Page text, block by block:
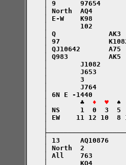
│ 9      97654
│ North  AQ4
│ E-W    K98
│        102
│ Q             AK3
│ 97
│ QJ10642       A75
│ Q983          AK5
│        J1082
│        J653
│        3
│        J764
│ 6N E -1440
    │        ♣
♦  ♥
♠
│ NS     1  0  3  5
│ EW    11 12 10  8
│
│ 13     AQ10876
│ North  2
│ All    763
│        KQ4